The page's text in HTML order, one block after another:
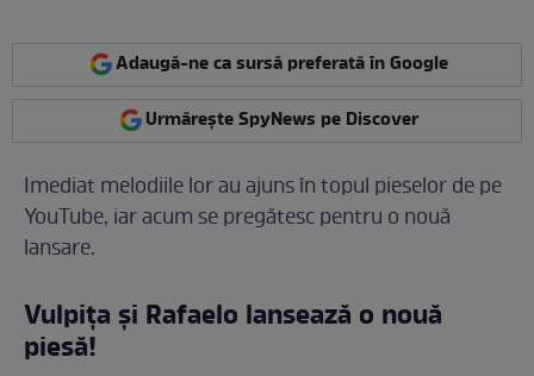
Adaugă-ne ca sursă preferată în Google
Urmărește SpyNews pe Discover
Imediat melodiile lor au ajuns în topul pieselor de pe
YouTube, iar acum se pregătesc pentru o nouă
lansare.
Vulpița și Rafaelo lansează o nouă
piesă!